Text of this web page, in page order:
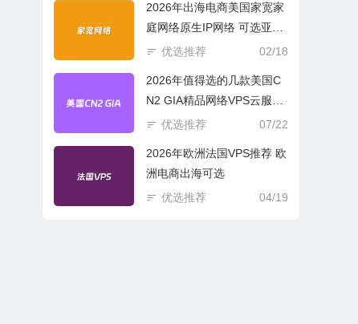
2026年出海电商美国家宽家
庭网络原生IP网络 可选亚欧
美云服务器
02/18
优选推荐
2026年值得选的几款美国C
N2 GIA精品网络VPS云服务
器推荐
07/22
优选推荐
2026年欧洲法国VPS推荐 欧
洲电商出海可选
04/19
优选推荐